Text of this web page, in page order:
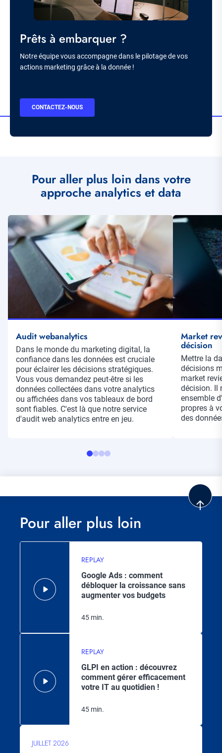
Titre
Prêts à embarquer ?
Description
Notre équipe vous accompagne dans le pilotage de vos
actions marketing grâce à la donnée !
BOUTON
CONTACTEZ-NOUS
Pour aller plus loin dans votre
approche analytics et data
Illustration
vignette
Audit webanalytics
Résumé
Dans le monde du marketing digital, la
confiance dans les données est cruciale
pour éclairer les décisions stratégiques.
Vous vous demandez peut-être si les
données collectées dans votre analytics
ou affichées dans vos tableaux de bord
sont fiables. C'est là que notre service
d'audit web analytics entre en jeu.
Illustration
vignette
Market
décision
Résumé
Mettre la
décisions
market
décision. Il
ensemble
propres à
des
Pour aller plus loin
REPLAY
Google Ads : comment
débloquer la croissance sans
augmenter vos budgets
45 min.
REPLAY
GLPI en action : découvrez
comment gérer efficacement
votre IT au quotidien !
45 min.
JUILLET 2026